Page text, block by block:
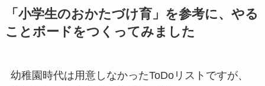
「小学生のおかたづけ育」を参考に、やる
ことボードをつくってみました
幼稚園時代は用意しなかったToDoリストですが、